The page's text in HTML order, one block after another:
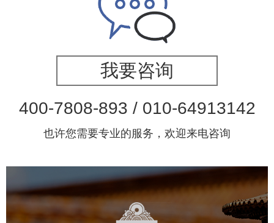
我要咨询
400-7808-893 / 010-64913142
也许您需要专业的服务，欢迎来电咨询
故宫博物院